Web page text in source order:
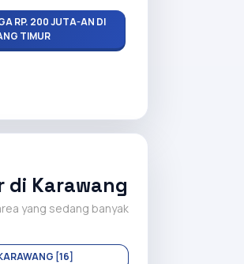
RP. 200 JUTA-AN DI
TIMUR
di Karawang
yang sedang banyak
[16]